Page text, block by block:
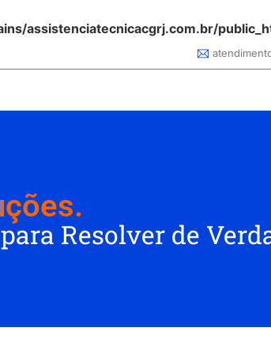
assistenciatecnicacgrj.com.br/
Resolver de